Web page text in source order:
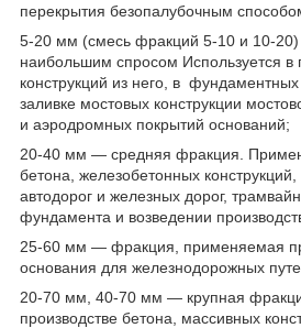
перекрытия безопалубочным
5-20 мм (смесь фракций 5-10 и 10-20)
наибольшим спросом Используется в
конструкций из него, в
заливке мостовых конструкции
и аэродромных покрытий оснований;
20-40 мм — средняя фракция.
бетона, железобетонных конструкций,
автодорог и железных дорог,
фундамента и возведении
25-60 мм ― фракция, применяемая
основания для железнодорожных
20-70 мм, 40-70 мм — крупная
производстве бетона, массивных